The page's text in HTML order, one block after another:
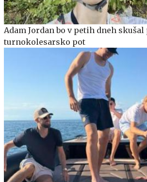
Adam Jordan bo v petih dneh
turnokolesarsko pot